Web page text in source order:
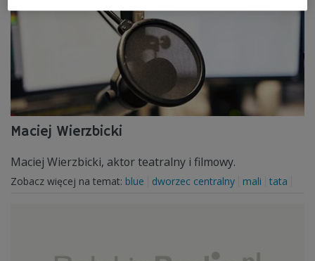
Maciej Wierzbicki
Maciej Wierzbicki, aktor teatralny i filmowy.
Zobacz więcej na temat: blue dworzec centralny mali tata